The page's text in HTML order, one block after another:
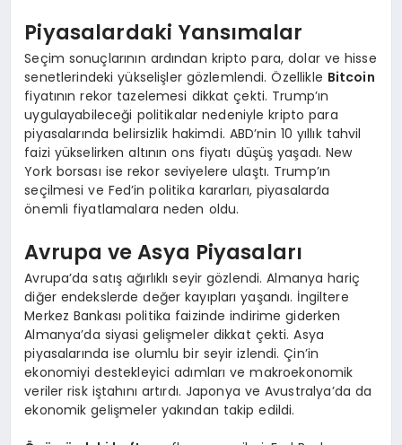
Piyasalardaki Yansımalar
Seçim sonuçlarının ardından kripto para, dolar ve hisse
senetlerindeki yükselişler gözlemlendi. Özellikle Bitcoin
fiyatının rekor tazelemesi dikkat çekti. Trump’ın
uygulayabileceği politikalar nedeniyle kripto para
piyasalarında belirsizlik hakimdi. ABD’nin 10 yıllık tahvil
faizi yükselirken altının ons fiyatı düşüş yaşadı. New
York borsası ise rekor seviyelere ulaştı. Trump’ın
seçilmesi ve Fed’in politika kararları, piyasalarda
önemli fiyatlamalara neden oldu.
Avrupa ve Asya Piyasaları
Avrupa’da satış ağırlıklı seyir gözlendi. Almanya hariç
diğer endekslerde değer kayıpları yaşandı. İngiltere
Merkez Bankası politika faizinde indirime giderken
Almanya’da siyasi gelişmeler dikkat çekti. Asya
piyasalarında ise olumlu bir seyir izlendi. Çin’in
ekonomiyi destekleyici adımları ve makroekonomik
veriler risk iştahını artırdı. Japonya ve Avustralya’da da
ekonomik gelişmeler yakından takip edildi.